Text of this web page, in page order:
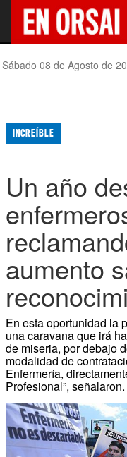
Sábado 08 de Agosto de
INCREÍBLE
Un año
aumento
En esta oportunidad la
una caravana que irá
de miseria, por debajo
modalidad de
Enfermería,
Profesional”, señalaron.